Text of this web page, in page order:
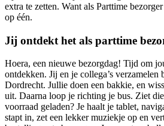
extra te zetten. Want als Parttime
op één.
Jij ontdekt het als parttime
Hoera, een nieuwe bezorgdag! Tijd om
ontdekken. Jij en je collega’s
Dordrecht. Jullie doen een bakkie, en
uit. Daarna loop je richting je bus. Ziet
voorraad geladen? Je haalt je tablet,
stapt in, zet een lekker muziekje op en